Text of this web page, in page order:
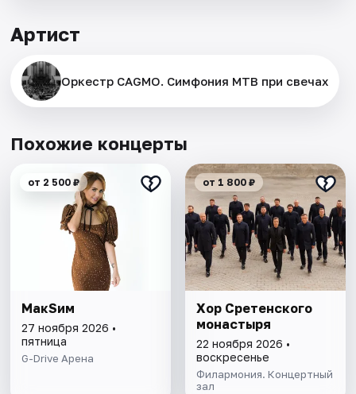
Артист
Оркестр CAGMO. Симфония МТВ при свечах
Похожие концерты
от 2 500 ₽
МакSим
27 ноября 2026 •
пятница
G-Drive Арена
от 1 800 ₽
Хор Сретенского
монастыря
22 ноября 2026 •
воскресенье
Филармония. Концертный
зал